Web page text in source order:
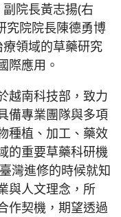
院長黃志揚(右
究院院長陳德勇博
領域的草藥研究
際應用。
越南科技部，致力
備專業團隊與多項
種植、加工、藥效
的重要草藥科研機
灣進修的時候就知
與人文理念，所
作契機，期望透過